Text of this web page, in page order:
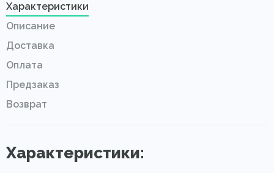
Характеристики
Описание
Доставка
Оплата
Предзаказ
Возврат
Характеристики: